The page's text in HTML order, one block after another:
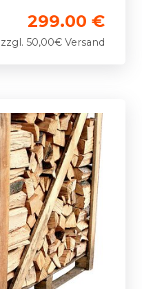
299.00 €
zzgl. 50,00€ Versand